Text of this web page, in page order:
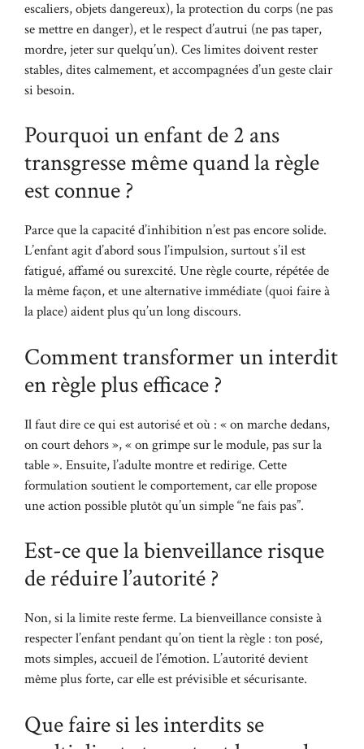
escaliers, objets dangereux), la protection du corps (ne pas
se mettre en danger), et le respect d’autrui (ne pas taper,
mordre, jeter sur quelqu’un). Ces limites doivent rester
stables, dites calmement, et accompagnées d’un geste clair
si besoin.
Pourquoi un enfant de 2 ans
transgresse même quand la règle
est connue ?
Parce que la capacité d’inhibition n’est pas encore solide.
L’enfant agit d’abord sous l’impulsion, surtout s’il est
fatigué, affamé ou surexcité. Une règle courte, répétée de
la même façon, et une alternative immédiate (quoi faire à
la place) aident plus qu’un long discours.
Comment transformer un interdit
en règle plus efficace ?
Il faut dire ce qui est autorisé et où : « on marche dedans,
on court dehors », « on grimpe sur le module, pas sur la
table ». Ensuite, l’adulte montre et redirige. Cette
formulation soutient le comportement, car elle propose
une action possible plutôt qu’un simple “ne fais pas”.
Est-ce que la bienveillance risque
de réduire l’autorité ?
Non, si la limite reste ferme. La bienveillance consiste à
respecter l’enfant pendant qu’on tient la règle : ton posé,
mots simples, accueil de l’émotion. L’autorité devient
même plus forte, car elle est prévisible et sécurisante.
Que faire si les interdits se